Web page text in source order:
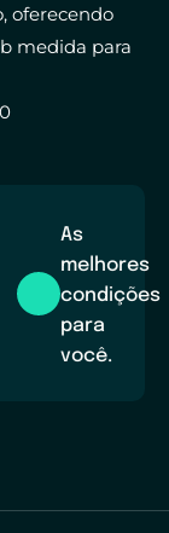
oferecendo
medida para
As
melhores
condições
para
você.